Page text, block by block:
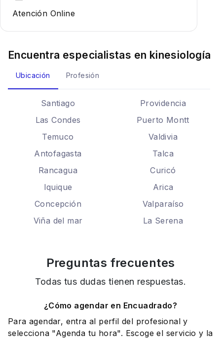
Atención Online
Encuentra especialistas en kinesiología
Ubicación Profesión
Santiago
Providencia
Las Condes
Puerto Montt
Temuco
Valdivia
Antofagasta
Talca
Rancagua
Curicó
Iquique
Arica
Concepción
Valparaíso
Viña del mar
La Serena
Preguntas frecuentes
Todas tus dudas tienen respuestas.
¿Cómo agendar en Encuadrado?
Para agendar, entra al perfil del profesional y
selecciona "Agenda tu hora". Escoge el servicio y la